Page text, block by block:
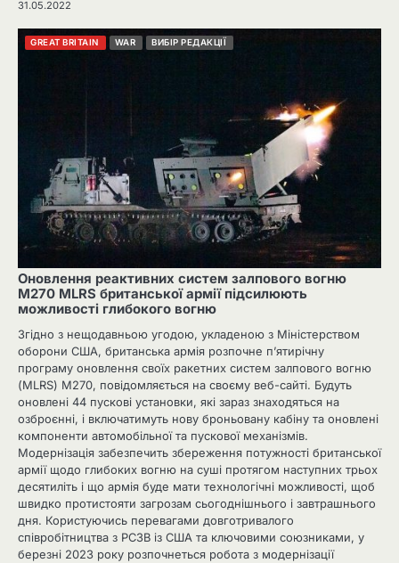
31.05.2022
GREAT BRITAIN WAR ВИБІР РЕДАКЦІЇ
Оновлення реактивних систем залпового вогню
M270 MLRS британської армії підсилюють
можливості глибокого вогню
Згідно з нещодавньою угодою, укладеною з Міністерством
оборони США, британська армія розпочне п’ятирічну
програму оновлення своїх ракетних систем залпового вогню
(MLRS) M270, повідомляється на своєму веб-сайті. Будуть
оновлені 44 пускові установки, які зараз знаходяться на
озброєнні, і включатимуть нову броньовану кабіну та оновлені
компоненти автомобільної та пускової механізмів.
Модернізація забезпечить збереження потужності британської
армії щодо глибоких вогню на суші протягом наступних трьох
десятиліть і що армія буде мати технологічні можливості, щоб
швидко протистояти загрозам сьогоднішнього і завтрашнього
дня. Користуючись перевагами довготривалого
співробітництва з РСЗВ із США та ключовими союзниками, у
березні 2023 року розпочнеться робота з модернізації